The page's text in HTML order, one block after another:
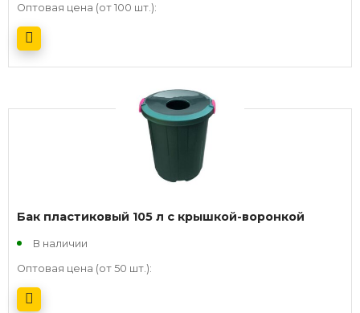
Оптовая цена (от 100 шт.):
Бак пластиковый 105 л с крышкой-воронкой
В наличии
Оптовая цена (от 50 шт.):